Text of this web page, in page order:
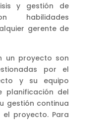
y gestión de
habilidades
gerente de
un proyecto son
por el
y su equipo
planificación del
gestión continua
proyecto. Para